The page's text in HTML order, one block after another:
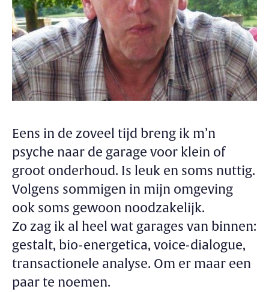
Eens in de zoveel tijd breng ik m’n
psyche naar de garage voor klein of
groot onderhoud. Is leuk en soms nuttig.
Volgens sommigen in mijn omgeving
ook soms gewoon noodzakelijk.
Zo zag ik al heel wat garages van binnen:
gestalt, bio-energetica, voice-dialogue,
transactionele analyse. Om er maar een
paar te noemen.